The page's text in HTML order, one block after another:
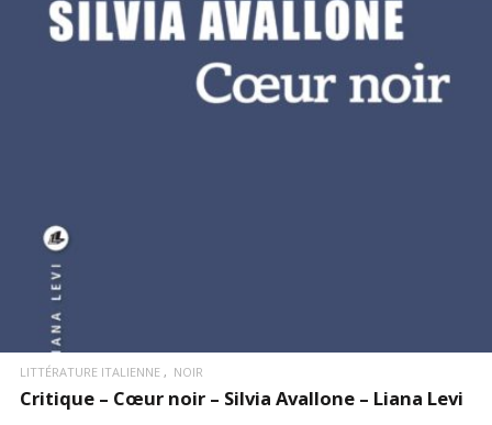
LIRE LA SUITE
LITTÉRATURE ITALIENNE NOIR
Critique – Cœur noir – Silvia Avallone – Liana Levi